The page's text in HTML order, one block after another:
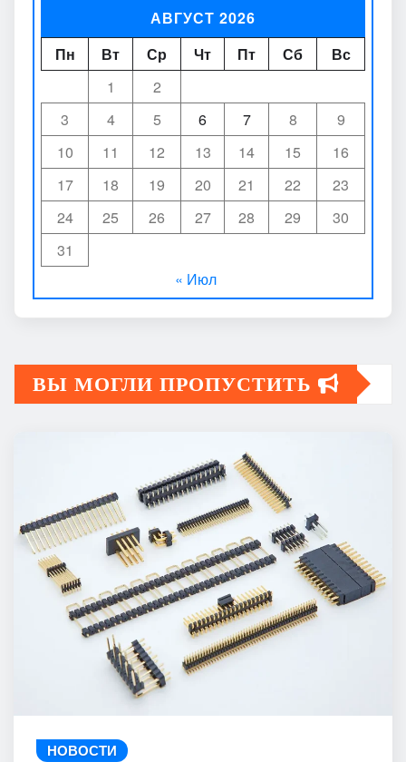
АВГУСТ 2026
Пн
Вт Ср Чт Пт Сб
Вс
1
2
3
4 5 6 7 8
9
10
11 12 13 14 15
16
17
18 19 20 21 22
23
24
25 26 27 28 29
30
31
« Июл
ВЫ МОГЛИ ПРОПУСТИТЬ
НОВОСТИ